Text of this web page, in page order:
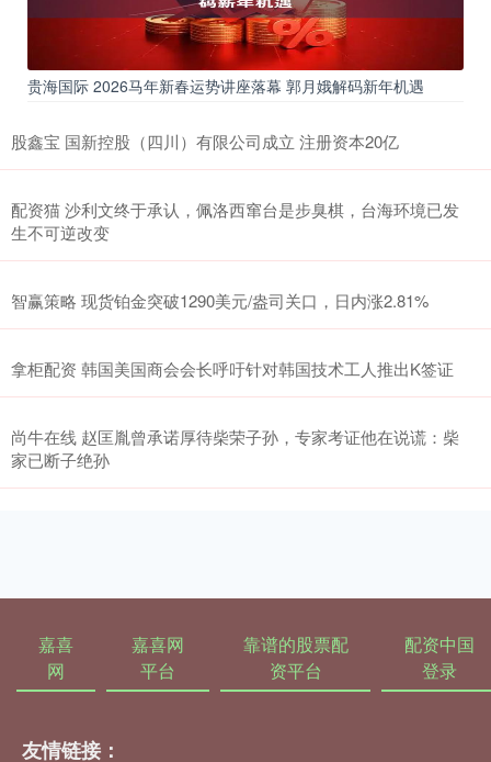
贵海国际 2026马年新春运势讲座落幕 郭月娥解码新年机遇
股鑫宝 国新控股（四川）有限公司成立 注册资本20亿
配资猫 沙利文终于承认，佩洛西窜台是步臭棋，台海环境已发
生不可逆改变
智赢策略 现货铂金突破1290美元/盎司关口，日内涨2.81%
拿柜配资 韩国美国商会会长呼吁针对韩国技术工人推出K签证
尚牛在线 赵匡胤曾承诺厚待柴荣子孙，专家考证他在说谎：柴
家已断子绝孙
嘉喜
网
嘉喜网
平台
靠谱的股票配
资平台
配资中国
登录
友情链接：